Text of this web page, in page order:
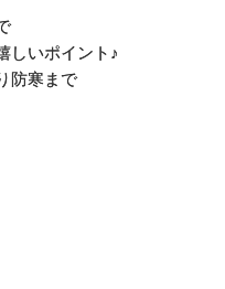
しいポイント♪
防寒まで